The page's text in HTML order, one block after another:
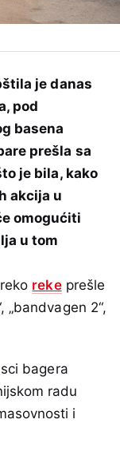
je danas
pod
basena
prešla sa
je bila, kako
akcija u
omogućiti
u tom
rekeprešle
„bandvagen 2“,
bagera
radu
i